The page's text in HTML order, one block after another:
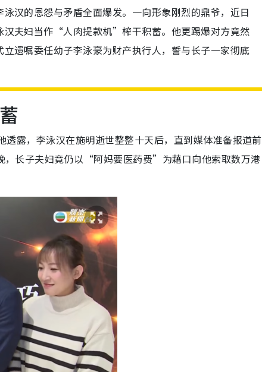
汉的恩怨与矛盾全面爆发。一向形象刚烈的鼎爷，近日
汉夫妇当作“人肉提款机”榨干积蓄。他更踢爆对方竟然
遗嘱委任幼子李泳豪为财产执行人，誓与长子一家彻底
露，李泳汉在施明逝世整整十天后，直到媒体准备报道前
，长子夫妇竟仍以“阿妈要医药费”为藉口向他索取数万港